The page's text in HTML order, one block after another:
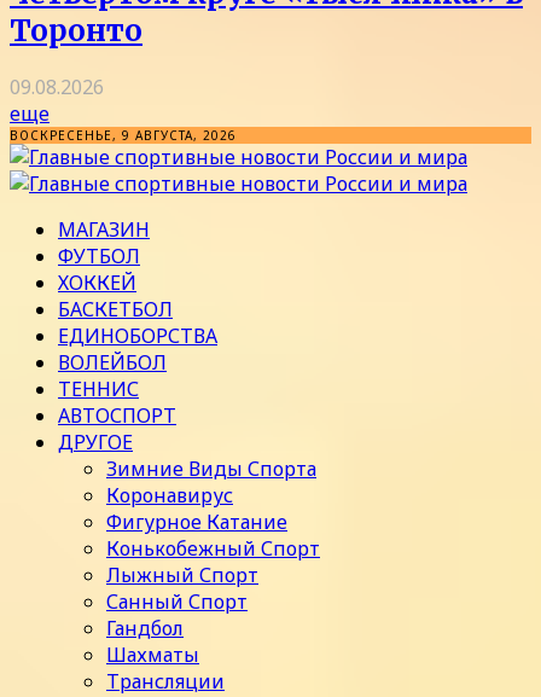
Торонто
09.08.2026
еще
ВОСКРЕСЕНЬЕ, 9 АВГУСТА, 2026
МАГАЗИН
ФУТБОЛ
ХОККЕЙ
БАСКЕТБОЛ
ЕДИНОБОРСТВА
ВОЛЕЙБОЛ
ТЕННИС
АВТОСПОРТ
ДРУГОЕ
Зимние Виды Спорта
Коронавирус
Фигурное Катание
Конькобежный Спорт
Лыжный Спорт
Санный Спорт
Гандбол
Шахматы
Трансляции